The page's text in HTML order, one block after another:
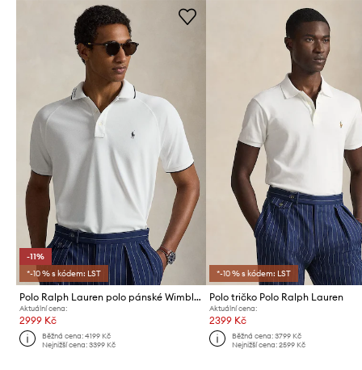
-11%
*-10 % s kódem: LST
Polo Ralph Lauren polo pánské Wimbledon
Aktuální cena:
2999 Kč
Běžná cena:4199 Kč
Nejnižší cena:3399 Kč
*-10 % s kódem: LST
Polo tričko Polo Ralph Lauren
Aktuální cena:
2399 Kč
Běžná cena: 3799 Kč
Nejnižší cena: 2599 Kč